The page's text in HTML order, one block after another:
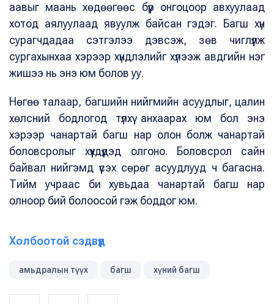
аавыг маань хөдөөгөөс бүүр онгоцоор авхуулаад
хотод аялуулаад явуулж байсан гэдэг. Багш хүн
сурагчдадаа сэтгэлээ дэвсэж, зөв чиглүүлж
сургахынхаа хэрээр хүндлэлийг хүлээж авдгийн нэг
жишээ нь энэ юм болов уу.
Нөгөө талаар, багшийн нийгмийн асуудлыг, цалин
хөлсний бодлогод түлхүү анхаарах юм бол энэ
хэрээр чанартай багш нар олон болж чанартай
боловсролыг хүүхдүүдэд олгоно. Боловсрол сайн
байвал нийгэмд үүсэх сөрөг асуудлууд ч багасна.
Тийм учраас би хувьдаа чанартай багш нар
олноор бий болоосой гэж боддог юм.
Холбоотой сэдвүүд
амьдралын түүх багш хүний багш